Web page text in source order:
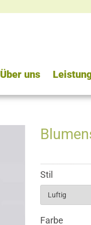
Über uns
Stil
Farbe